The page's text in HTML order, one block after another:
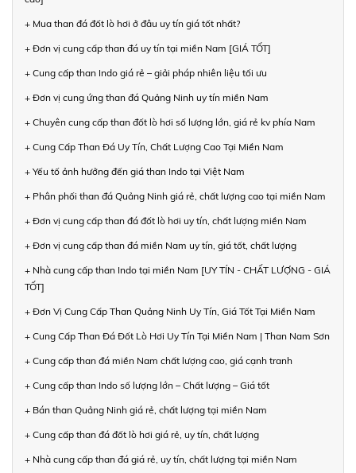
+ Mua than đá đốt lò hơi ở đâu uy tín giá tốt nhất?
+ Đơn vị cung cấp than đá uy tín tại miền Nam [GIÁ TỐT]
+ Cung cấp than Indo giá rẻ – giải pháp nhiên liệu tối ưu
+ Đơn vị cung ứng than đá Quảng Ninh uy tín miền Nam
+ Chuyên cung cấp than đốt lò hơi số lượng lớn, giá rẻ kv phía Nam
+ Cung Cấp Than Đá Uy Tín, Chất Lượng Cao Tại Miền Nam
+ Yếu tố ảnh hưởng đến giá than Indo tại Việt Nam
+ Phân phối than đá Quảng Ninh giá rẻ, chất lượng cao tại miền Nam
+ Đơn vị cung cấp than đá đốt lò hơi uy tín, chất lượng miền Nam
+ Đơn vị cung cấp than đá miền Nam uy tín, giá tốt, chất lượng
+ Nhà cung cấp than Indo tại miền Nam [UY TÍN - CHẤT LƯỢNG - GIÁ
TỐT]
+ Đơn Vị Cung Cấp Than Quảng Ninh Uy Tín, Giá Tốt Tại Miền Nam
+ Cung Cấp Than Đá Đốt Lò Hơi Uy Tín Tại Miền Nam | Than Nam Sơn
+ Cung cấp than đá miền Nam chất lượng cao, giá cạnh tranh
+ Cung cấp than Indo số lượng lớn – Chất lượng – Giá tốt
+ Bán than Quảng Ninh giá rẻ, chất lượng tại miền Nam
+ Cung cấp than đá đốt lò hơi giá rẻ, uy tín, chất lượng
+ Nhà cung cấp than đá giá rẻ, uy tín, chất lượng tại miền Nam